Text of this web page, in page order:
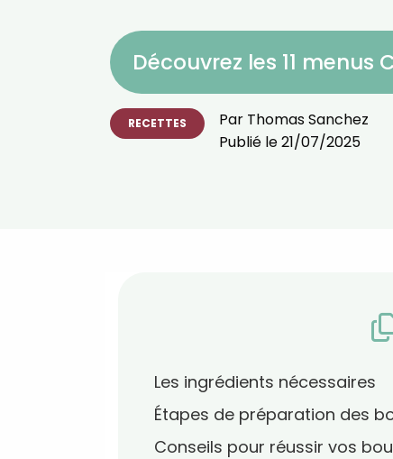
Découvrez les 11 menus
RECETTES Par Thomas Sanchez
Publié le21/07/2025
Les ingrédients nécessaires
Étapes de préparation des
Conseils pour réussir vos